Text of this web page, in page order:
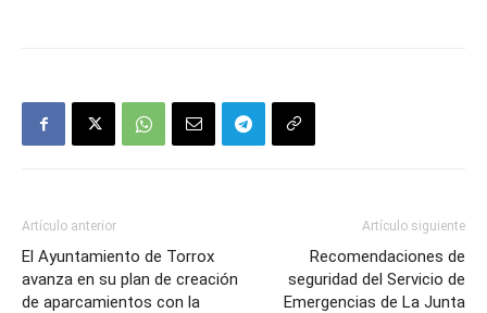
Artículo anterior
El Ayuntamiento de Torrox
avanza en su plan de creación
de aparcamientos con la
Artículo siguiente
Recomendaciones de
seguridad del Servicio de
Emergencias de La Junta